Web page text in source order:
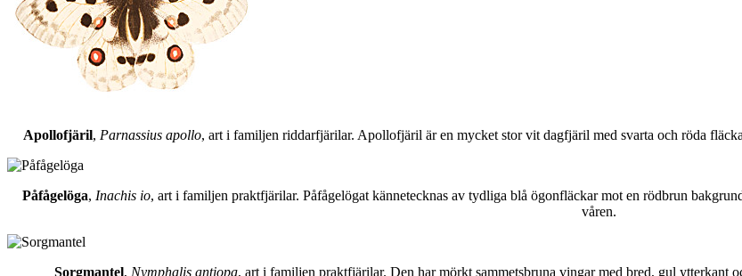
Apollofjäril, Parnassius apollo, art i familjen riddarfjärilar. Apollofjäril är en mycket stor vit dagfjäril med svarta och röda
Påfågelöga, Inachis io, art i familjen praktfjärilar. Påfågelögat kännetecknas av tydliga blå ögonfläckar mot en rödbrun
våren.
Sorgmantel, Nymphalis antiopa, art i familjen praktfjärilar. Den har mörkt sammetsbruna vingar med bred, gul ytterkant